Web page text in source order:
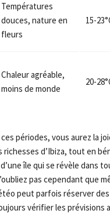
Températures
douces, nature en
fleurs
15-
Chaleur agréable,
moins de monde
20-
périodes, vous aurez la
richesses d’Ibiza, tout en
île qui se révèle dans
pas cependant que
peut parfois réserver
vérifier les prévisions